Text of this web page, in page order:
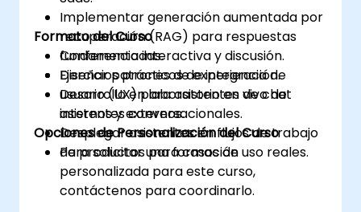
Implementar generación aumentada por
recuperación (RAG) para respuestas
fundamentadas.
Diseñar patrones de experiencia de
usuario (UX) para asistentes de chat
internos y externos.
Desplegar asistentes en flujos de trabajo
de productos para casos de uso reales.
Formato del Curso
Conferencia interactiva y discusión.
Ejercicios prácticos de integración.
Desarrollo en laboratorio en vivo de
asistentes conversacionales.
Opciones de Personalización del Curso
Para solicitar una formación
personalizada para este curso,
contáctenos para coordinarlo.